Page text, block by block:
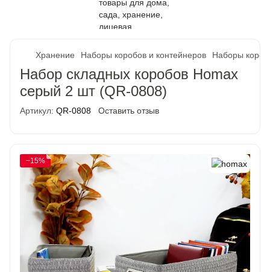
Хранение Наборы коробов и контейнеров Наборы
Набор складных коробов Homax
серый 2 шт (QR-0808)
Артикул: QR-0808 Оставить отзыв
−15%